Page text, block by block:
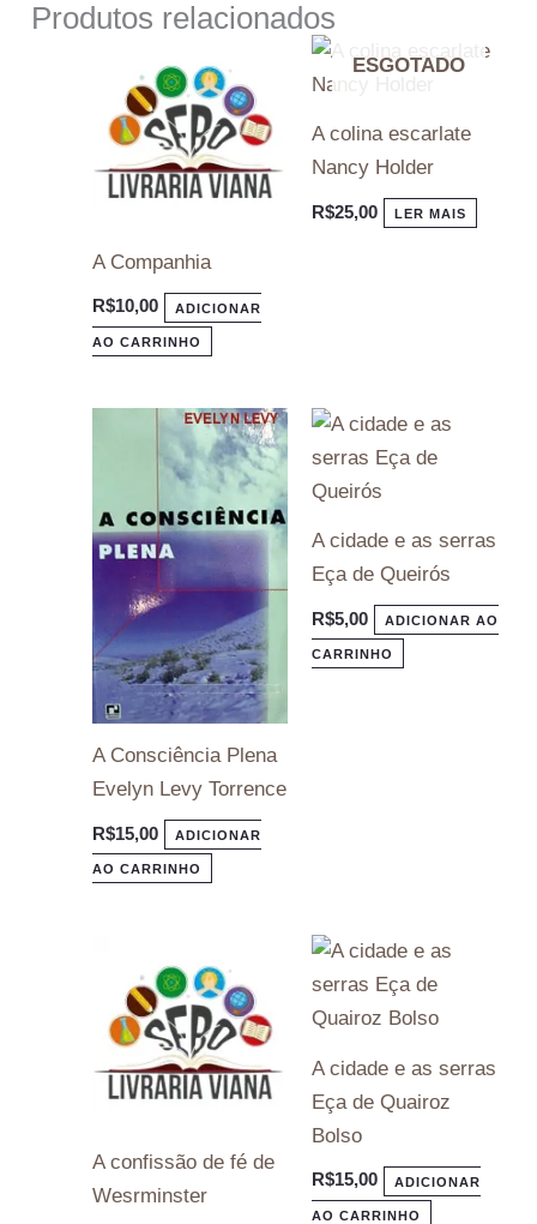
Produtos relacionados
A Companhia
R$10,00 ADICIONAR
AO CARRINHO
ESGOTADO
A colina escarlate
Nancy Holder
R$25,00 LER MAIS
A Consciência Plena
Evelyn Levy Torrence
R$15,00 ADICIONAR
AO CARRINHO
A cidade e as serras
Eça de Queirós
R$5,00 ADICIONAR AO
CARRINHO
A confissão de fé de
Wesrminster
A cidade e as serras
Eça de Quairoz
Bolso
R$15,00 ADICIONAR
AO CARRINHO